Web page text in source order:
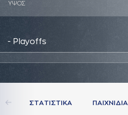
ΥΨΟΣ
- Playoffs
ΣΤAΤΙΣΤΙΚA ΠAΙΧΝΙΔΙA